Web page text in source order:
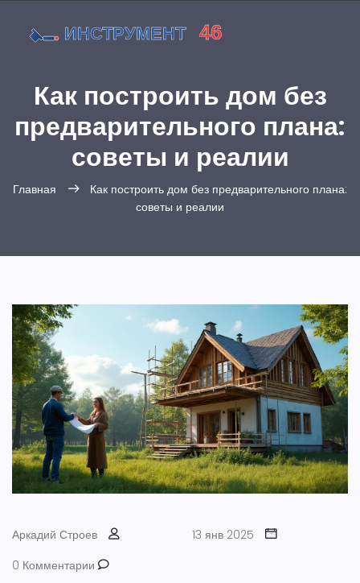
Как построить дом без
предварительного плана:
советы и реалии
Главная
Как построить дом без предварительного плана:
советы и реалии
Аркадий Строев
13 янв 2025
0 Комментарии